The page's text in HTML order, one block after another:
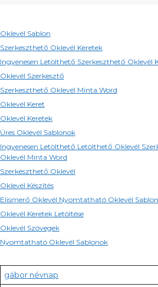
Oklevél Sablon
Szerkeszthető Oklevél Keretek
Ingyenesen Letölthető Szerkeszthető Oklevél
Oklevél Szerkesztő
Szerkeszthető Oklevél Minta Word
Oklevél Keret
Oklevél Keretek
Üres Oklevél Sablonok
Ingyenesen Letölthető Letölthető Oklevél
Oklevél Minta Word
Szerkeszthető Oklevél
Oklevél Készítés
Elismerő Oklevél Nyomtatható Oklevél
Oklevél Keretek Letöltése
Oklevél Szövegek
Nyomtatható Oklevél Sablonok
gábor névnap